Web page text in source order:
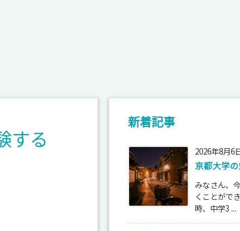
する
新着記事
2026年8月6
京都大学
みなさん、
くことがで
時、中学3 ...